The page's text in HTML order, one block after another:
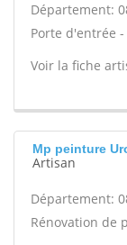
Département:
Porte d'entrée -
Voir la fiche
Mp peinture
Artisan
Département:
Rénovation de